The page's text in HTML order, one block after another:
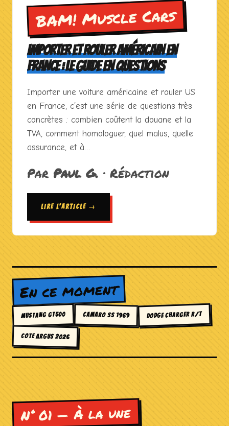
BAM! Muscle Cars
IMPORTER ET ROULER AMÉRICAIN EN
FRANCE : LE GUIDE EN QUESTIONS
Importer une voiture américaine et rouler US
en France, c’est une série de questions très
concrètes : combien coûtent la douane et la
TVA, comment homologuer, quel malus, quelle
assurance, et à…
Par Paul G. · Rédaction
LIRE L'ARTICLE →
En ce moment
MUSTANG GT500 CAMARO SS 1969 DODGE CHARGER R/T
COTE ARGUS 2026
N° 01 — À la une